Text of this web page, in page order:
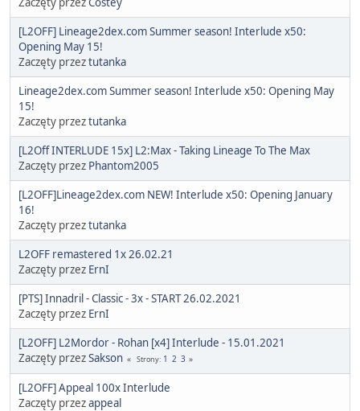
[L2OFF] Lineage2dex.com Summer season! Interlude x50:
Opening May 15!
Zaczęty przeztutanka
Lineage2dex.com Summer season! Interlude x50: Opening May
15!
Zaczęty przeztutanka
[L2Off INTERLUDE 15x] L2:Max - Taking Lineage To The Max
Zaczęty przez Phantom2005
[L2OFF]Lineage2dex.com NEW! Interlude x50: Opening January
16!
Zaczęty przeztutanka
L2OFF remastered 1x 26.02.21
Zaczęty przez ErnI
[PTS] Innadril - Classic - 3x - START 26.02.2021
Zaczęty przez ErnI
[L2OFF] L2Mordor - Rohan [x4] Interlude - 15.01.2021
Zaczęty przezSakson Strony 1 2 3
[L2OFF] Appeal 100x Interlude
Zaczęty przezappeal